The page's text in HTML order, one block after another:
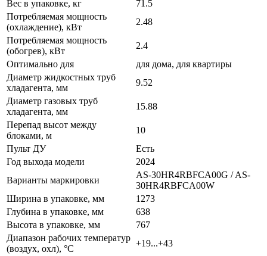
Вес в упаковке, кг
71.5
Потребляемая мощность
(охлаждение), кВт
2.48
Потребляемая мощность
(обогрев), кВт
2.4
Оптимально для
для дома, для квартиры
Диаметр жидкостных труб
хладагента, мм
9.52
Диаметр газовых труб
хладагента, мм
15.88
Перепад высот между
блоками, м
10
Пульт ДУ
Есть
Год выхода модели
2024
Варианты маркировки
AS-30HR4RBFCA00G / AS-
30HR4RBFCA00W
Ширина в упаковке, мм
1273
Глубина в упаковке, мм
638
Высота в упаковке, мм
767
Диапазон рабочих температур
(воздух, охл), °C
+19...+43